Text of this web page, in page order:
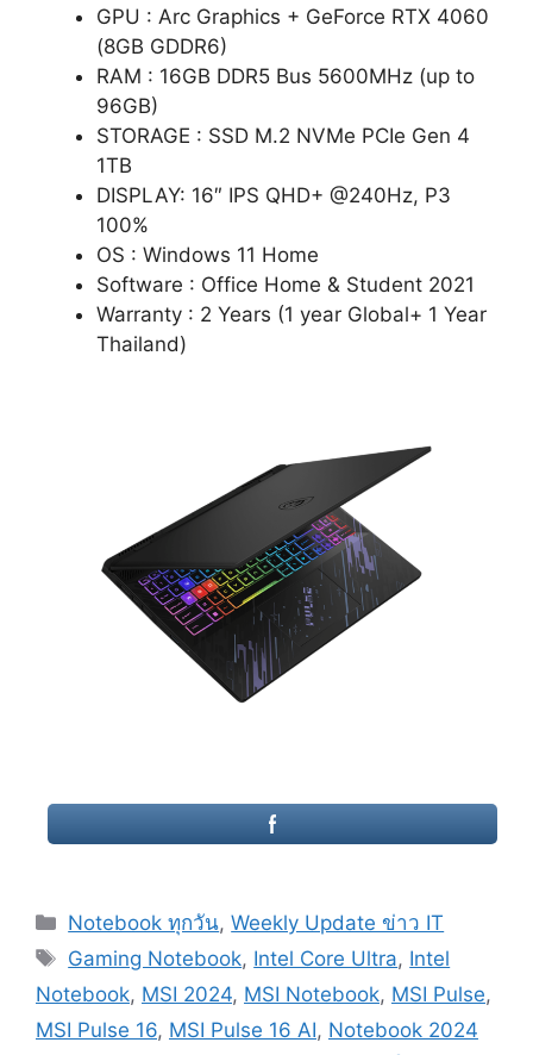
GPU : Arc Graphics + GeForce RTX 4060
(8GB GDDR6)
RAM : 16GB DDR5 Bus 5600MHz (up to
96GB)
STORAGE : SSD M.2 NVMe PCIe Gen 4
1TB
DISPLAY: 16″ IPS QHD+ @240Hz, P3
100%
OS : Windows 11 Home
Software : Office Home & Student 2021
Warranty : 2 Years (1 year Global+ 1 Year
Thailand)
Categories
Notebook ทุกวัน,Weekly Update ข่าว IT
Tags
Gaming Notebook, Intel Core Ultra, Intel
Notebook, MSI 2024, MSI Notebook, MSI Pulse,
MSI Pulse 16, MSI Pulse 16 AI, Notebook 2024